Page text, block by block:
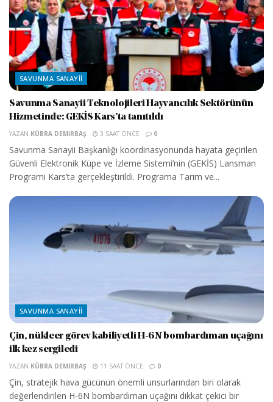
SAVUNMA SANAYII
Savunma Sanayii Teknolojileri Hayvancılık Sektörünün
Hizmetinde: GEKİS Kars’ta tanıtıldı
YAZAN KÜBRA DEMIRBAŞ 3 SAAT ÖNCE 0
Savunma Sanayii Başkanlığı koordinasyonunda hayata geçirilen
Güvenli Elektronik Küpe ve İzleme Sistemi’nin (GEKİS) Lansman
Programı Kars’ta gerçekleştirildi. Programa Tarım ve...
SAVUNMA SANAYII
Çin, nükleer görev kabiliyetli H-6N bombardıman uçağını
ilk kez sergiledi
YAZAN KÜBRA DEMIRBAŞ 11 SAAT ÖNCE 0
Çin, stratejik hava gücünün önemli unsurlarından biri olarak
değerlendirilen H-6N bombardıman uçağını dikkat çekici bir